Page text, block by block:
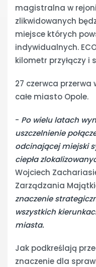
magistralna w
zlikwidowanych
miejsce których
indywidualnych.
kilometr przyłączy i
27 czerwca przerwa
całe miasto Opole.
- Po wielu latach
uszczelnienie
odcinającej miejski
ciepła
Wojciech
Zarządzania
znaczenie
wszystkich
miasta.
Jak podkreślają
znaczenie dla